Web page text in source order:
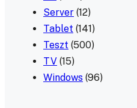
Server (12)
Tablet (141)
Teszt (500)
TV (15)
Windows (96)